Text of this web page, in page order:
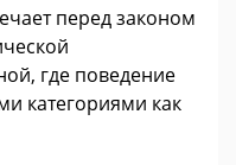
перед законом
где поведение
категориями как